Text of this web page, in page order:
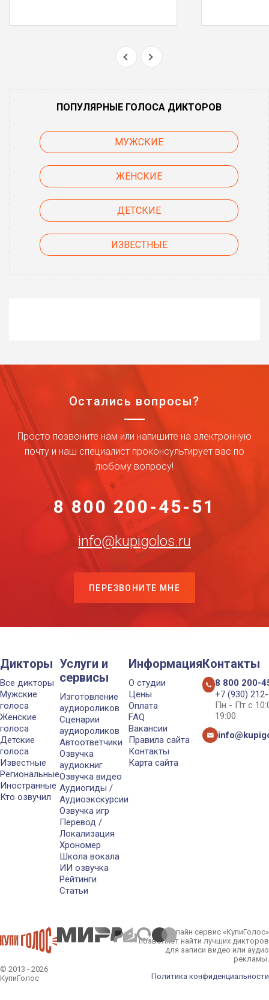
ПОПУЛЯРНЫЕ ГОЛОСА ДИКТОРОВ
МУЖСКИЕ
ЖЕНСКИЕ
ДЕТСКИЕ
ИЗВЕСТНЫЕ
Остались вопросы?
Просто позвоните нам или напишите на электронную
почту и наш специалист проконсультирует вас по
любому вопросу!
8 800 200-45-51
info@kupigolos.ru
ПЕРЕЗВОНИТЕ МНЕ
Дикторы
Все дикторы
Мужские
голоса
Женские
голоса
Детские
голоса
Известные
Региональные
Иностранные
Кто озвучил
Услуги и
сервисы
Изготовление
аудиороликов
Сценарии
аудиороликов
Автоответчики
Озвучка
аудиокниг
Озвучка видео
Аудиогиды /
Аудиоэкскурсии
Озвучка игр
Перевод /
Локализация
Хрономер
Школа вокала
ИИ озвучка
Рейтинги
Статьи
Информация
О студии
Цены
Оплата
FAQ
Вакансии
Правила сайта
Контакты
Карта сайта
Контакты
8 800 200-
+7 (930)
Пн - Пт с
19:00
© 2013 - 2026
КупиГолос
Онлайн сервис «КупиГолос»
позволяет найти лучших дикторов
для записи видео или аудио
рекламы.
Политика конфиденциальности